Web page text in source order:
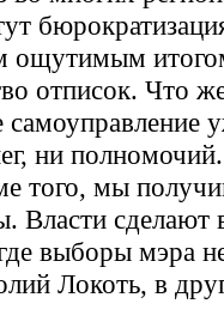
ощутимым
отписок. Что
ни
того, мы
Власти сделают
выборы мэра
Локоть, в